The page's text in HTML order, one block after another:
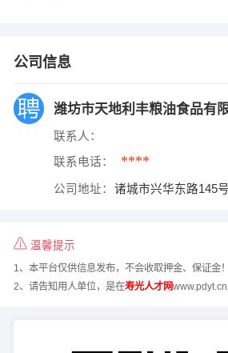
公司信息
潍坊市天地利丰粮油食品有
联系人：
联系电话： ****
公司地址： 诸城市兴华东路145号
温馨提示
1、本平台仅供信息发布，不会收取押金、保证金！
2、请告知用人单位，是在寿光人才网www.pdyt.cn